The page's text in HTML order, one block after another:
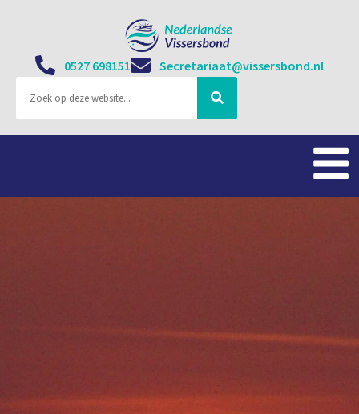
0527 698151 Secretariaat@vissersbond.nl